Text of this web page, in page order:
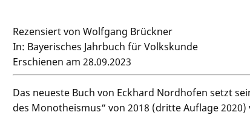
Rezensiert von Wolfgang Brückner
In: Bayerisches Jahrbuch für Volkskunde
Erschienen am 28.09.2023
Das neueste Buch von Eckhard Nordhofen setzt
des Monotheismus“ von 2018 (dritte Auflage